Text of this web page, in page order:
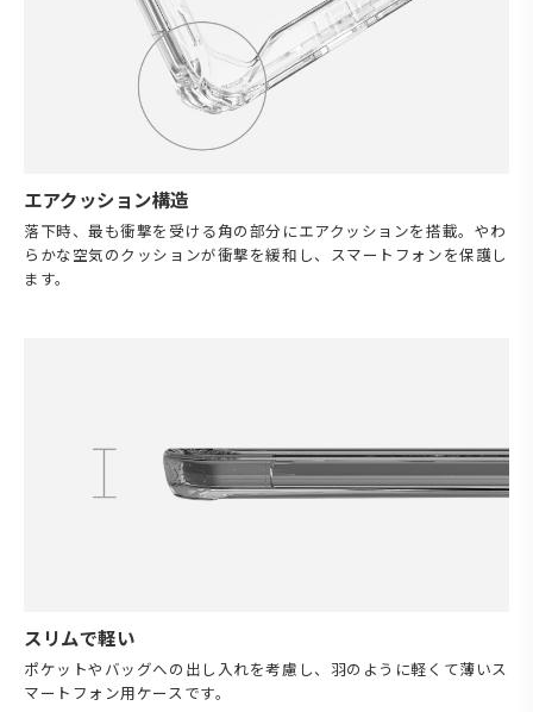
エアクッション構造
落下時、最も衝撃を受ける角の部分にエアクッションを搭載。やわ
らかな空気のクッションが衝撃を緩和し、スマートフォンを保護し
ます。
スリムで軽い
ポケットやバッグへの出し入れを考慮し、羽のように軽くて薄いス
マートフォン用ケースです。